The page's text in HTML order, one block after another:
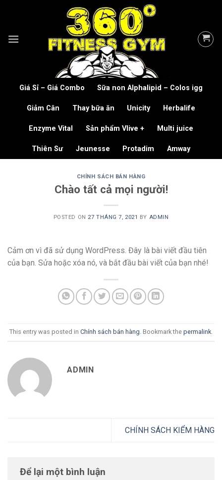
Giá Sỉ – Giá Combo Sữa non Alphalipid – Colos igg
Giảm Cân Thay bữa ăn Unicity Herbalife
Enzyme Vital Sản phẩm Vlive + Multi juice
Thiên Sư Jeunesse Protadim Amway
CHÍNH SÁCH BÁN HÀNG
Chào tất cả mọi người!
POSTED ON 27 THÁNG 7, 2021 BY ADMIN
Cảm ơn vì đã sử dụng WordPress. Đây là bài viết đầu tiên
của bạn. Sửa hoặc xóa nó, và bắt đầu bài viết của bạn nhé!
This entry was posted in Chính sách bán hàng . Bookmark the permalink
ADMIN
CHÍNH SÁCH KIỂM HÀNG
Để lại một bình luận